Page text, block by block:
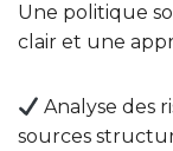
Une politique
clair et une
Analyse des
sources